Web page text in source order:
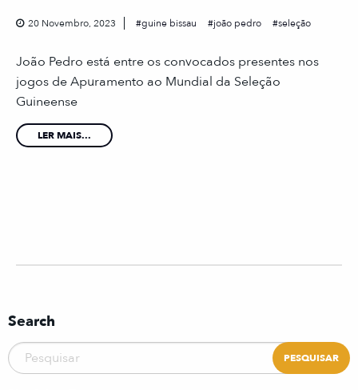
20 Novembro, 2023 guine bissau joão pedro seleção
João Pedro está entre os convocados presentes nos
jogos de Apuramento ao Mundial da Seleção
Guineense
LER MAIS...
Search